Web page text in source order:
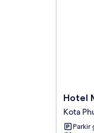
Hotel
Ratsada
Kota
Hotel
Kota
Parkir